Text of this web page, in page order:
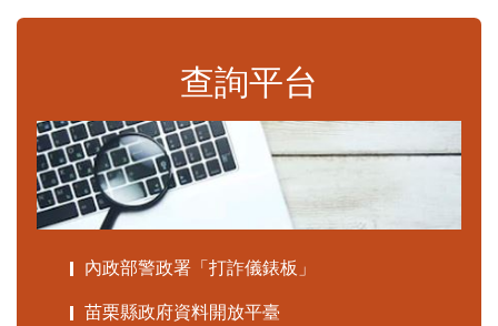
查詢平台
內政部警政署「打詐儀錶板」
苗栗縣政府資料開放平臺